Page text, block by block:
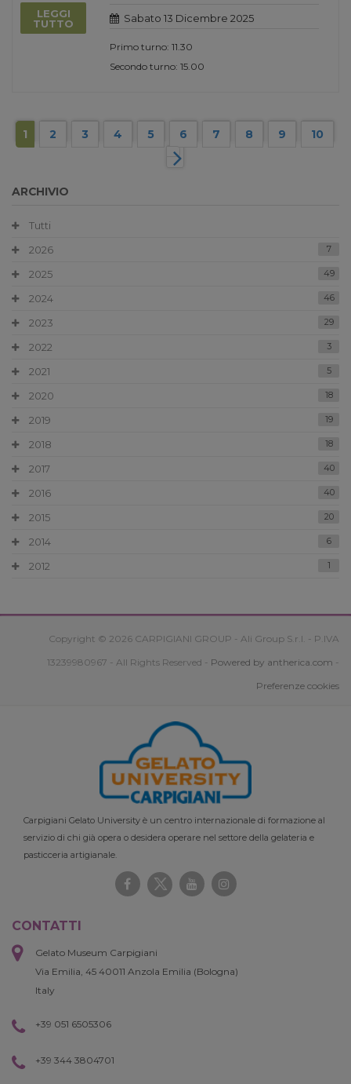
LEGGI
TUTTO
Sabato 13 Dicembre 2025
Primo turno: 11.30
Secondo turno: 15.00
1 2 3 4 5 6 7 8 9 10
ARCHIVIO
Tutti
2026
7
2025 49
2024 46
2023 29
2022 3
2021 5
2020 18
2019 19
2018 18
2017 40
2016 40
2015 20
2014 6
2012 1
Copyright © 2026 CARPIGIANI GROUP - Ali Group S.r.l. - P.IVA
13239980967 - All Rights Reserved - Powered by antherica.com -
Preferenze cookies
Carpigiani Gelato University è un centro internazionale di formazione al
servizio di chi già opera o desidera operare nel settore della gelateria e
pasticceria artigianale.
CONTATTI
Gelato Museum Carpigiani
Via Emilia, 45 40011 Anzola Emilia (Bologna)
Italy
+39 051 6505306
+39 344 3804701